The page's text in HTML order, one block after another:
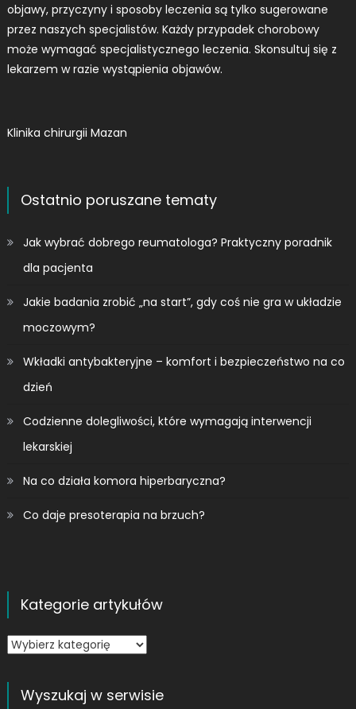
objawy, przyczyny i sposoby leczenia są tylko sugerowane
przez naszych specjalistów. Każdy przypadek chorobowy
może wymagać specjalistycznego leczenia. Skonsultuj się z
lekarzem w razie wystąpienia objawów.
Klinika chirurgii Mazan
Ostatnio poruszane tematy
Jak wybrać dobrego reumatologa? Praktyczny poradnik
dla pacjenta
Jakie badania zrobić „na start”, gdy coś nie gra w układzie
moczowym?
Wkładki antybakteryjne – komfort i bezpieczeństwo na co
dzień
Codzienne dolegliwości, które wymagają interwencji
lekarskiej
Na co działa komora hiperbaryczna?
Co daje presoterapia na brzuch?
Kategorie artykułów
Kategorie
Wyszukaj w serwisie